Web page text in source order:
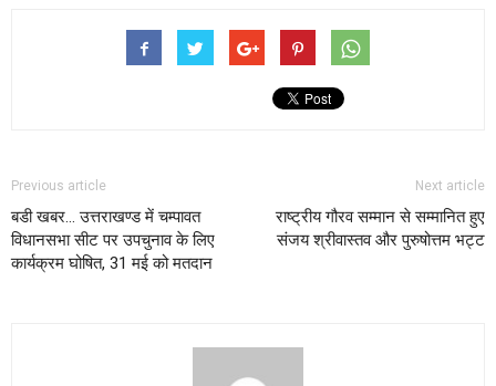
Previous article
बडी खबर… उत्तराखण्ड में चम्पावत
विधानसभा सीट पर उपचुनाव के लिए
कार्यक्रम घोषित, 31 मई को मतदान
Next article
राष्ट्रीय गौरव सम्मान से सम्मानित हुए
संजय श्रीवास्तव और पुरुषोत्तम भट्ट